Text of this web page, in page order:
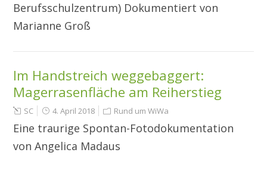
Berufsschulzentrum) Dokumentiert von
Marianne Groß
Im Handstreich weggebaggert:
Magerrasenfläche am Reiherstieg
SC 4. April 2018 Rund um WiWa
Eine traurige Spontan-Fotodokumentation
von Angelica Madaus